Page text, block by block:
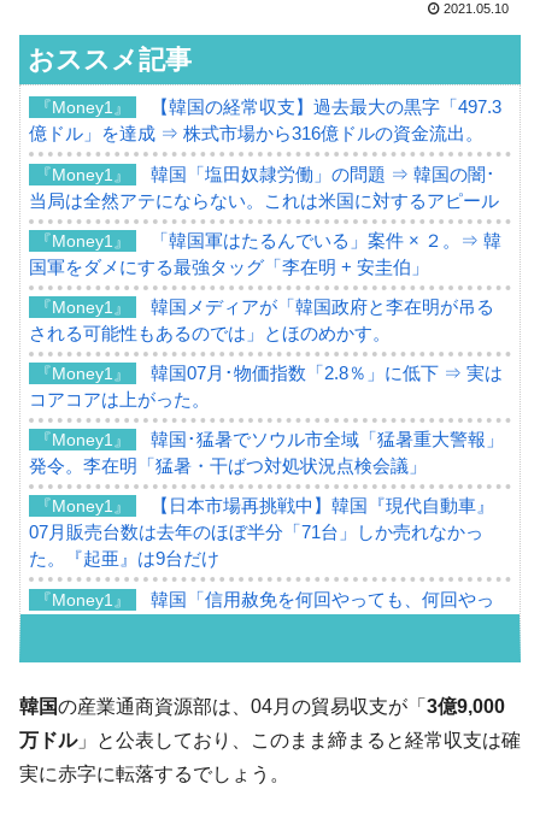
2021.05.10
おススメ記事
『Money1』
【韓国の経常収支】過去最大の黒字「497.3
億ドル」を達成 ⇒ 株式市場から316億ドルの資金流出。
『Money1』
韓国「塩田奴隷労働」の問題 ⇒ 韓国の闇･
当局は全然アテにならない。これは米国に対するアピール
『Money1』
「韓国軍はたるんでいる」案件 × ２。⇒ 韓
国軍をダメにする最強タッグ「李在明 + 安圭伯」
『Money1』
韓国メディアが「韓国政府と李在明が吊る
される可能性もあるのでは」とほのめかす。
『Money1』
韓国07月･物価指数「2.8％」に低下 ⇒ 実は
コアコアは上がった。
『Money1』
韓国･猛暑でソウル市全域「猛暑重大警報」
発令。李在明「猛暑・干ばつ対処状況点検会議」
『Money1』
【日本市場再挑戦中】韓国『現代自動車』
07月販売台数は去年のほぼ半分「71台」しか売れなかっ
た。『起亜』は9台だけ
『Money1』
韓国「信用赦免を何回やっても、何回やっ
『Money1』
韓国K9専用砲弾･装薬自動供給装甲車両･珍
兵器「K10」が改良に乗り出す。
体だけで410億ドル、輸出全体の41％もある
韓国の産業通商資源部は、04月の貿易収支が「 3億9,000
万ドル」と公表しており、このまま締まると経常収支は確
実に赤字に転落するでしょう。